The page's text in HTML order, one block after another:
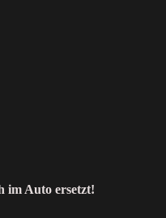
im Auto ersetzt!